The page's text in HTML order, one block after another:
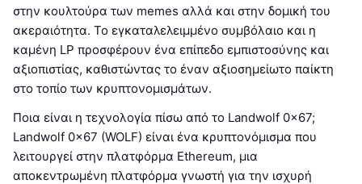
στην κουλτούρα των memes αλλά και στην δομική του
ακεραιότητα. Το εγκαταλελειμμένο συμβόλαιο και η
καμένη LP προσφέρουν ένα επίπεδο εμπιστοσύνης και
αξιοπιστίας, καθιστώντας το έναν αξιοσημείωτο παίκτη
στο τοπίο των κρυπτονομισμάτων.
Ποια είναι η τεχνολογία πίσω από το Landwolf 0x67;
Landwolf 0x67 (WOLF) είναι ένα κρυπτονόμισμα που
λειτουργεί στην πλατφόρμα Ethereum, μια
αποκεντρωμένη πλατφόρμα γνωστή για την ισχυρή